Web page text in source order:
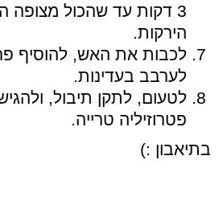
3 דקות עד שהכול מצופה
הירקות.
לכבות את האש, להוסיף
לערבב בעדינות.
לטעום, לתקן תיבול,
פטרוזיליה טרייה.
בתיאבון :)